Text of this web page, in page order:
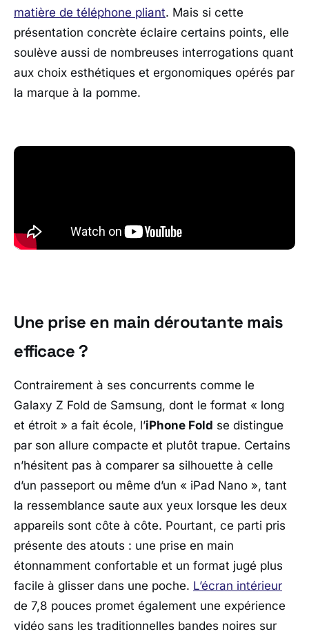
matière de téléphone pliant. Mais si cette
présentation concrète éclaire certains points, elle
soulève aussi de nombreuses interrogations quant
aux choix esthétiques et ergonomiques opérés par
la marque à la pomme.
Une prise en main déroutante mais
efficace ?
Contrairement à ses concurrents comme le
Galaxy Z Fold de Samsung, dont le format « long
et étroit » a fait école, l’iPhone Fold se distingue
par son allure compacte et plutôt trapue. Certains
n’hésitent pas à comparer sa silhouette à celle
d’un passeport ou même d’un « iPad Nano », tant
la ressemblance saute aux yeux lorsque les deux
appareils sont côte à côte. Pourtant, ce parti pris
présente des atouts : une prise en main
étonnamment confortable et un format jugé plus
facile à glisser dans une poche. L’écran intérieur
de 7,8 pouces promet également une expérience
vidéo sans les traditionnelles bandes noires sur